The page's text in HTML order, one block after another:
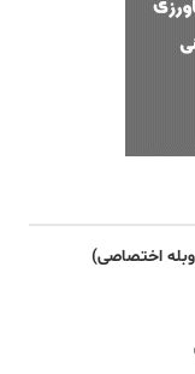
اختصاصی)